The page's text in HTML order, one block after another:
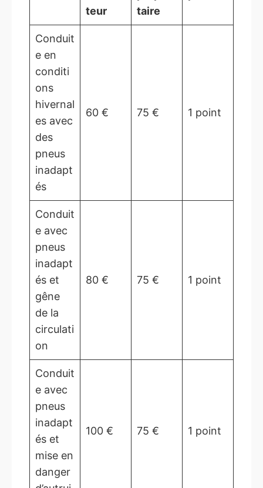
teur
taire
Conduit
e en
conditi
ons
hivernal
es avec
des
pneus
inadapt
és
60 € 75 € 1 point
Conduit
e avec
pneus
inadapt
és et
gêne
de la
circulati
on
80 € 75 € 1 point
Conduit
e avec
pneus
inadapt
és et
mise en
danger
100 € 75 € 1 point